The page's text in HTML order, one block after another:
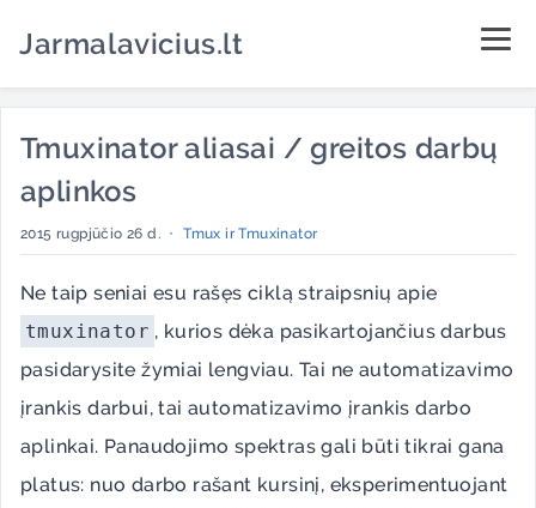
Jarmalavicius.lt
Tmuxinator aliasai / greitos darbų
aplinkos
2015 rugpjūčio 26 d. • Tmux ir Tmuxinator
Ne taip seniai esu rašęs ciklą straipsnių apie
tmuxinator , kurios dėka pasikartojančius darbus
pasidarysite žymiai lengviau. Tai ne automatizavimo
įrankis darbui, tai automatizavimo įrankis darbo
aplinkai. Panaudojimo spektras gali būti tikrai gana
platus: nuo darbo rašant kursinį, eksperimentuojant